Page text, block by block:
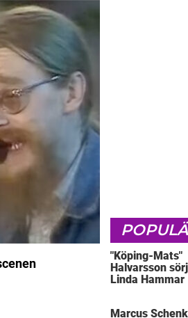
"Köping-Mats"
Halvarsson
Linda Hammar
Marcus